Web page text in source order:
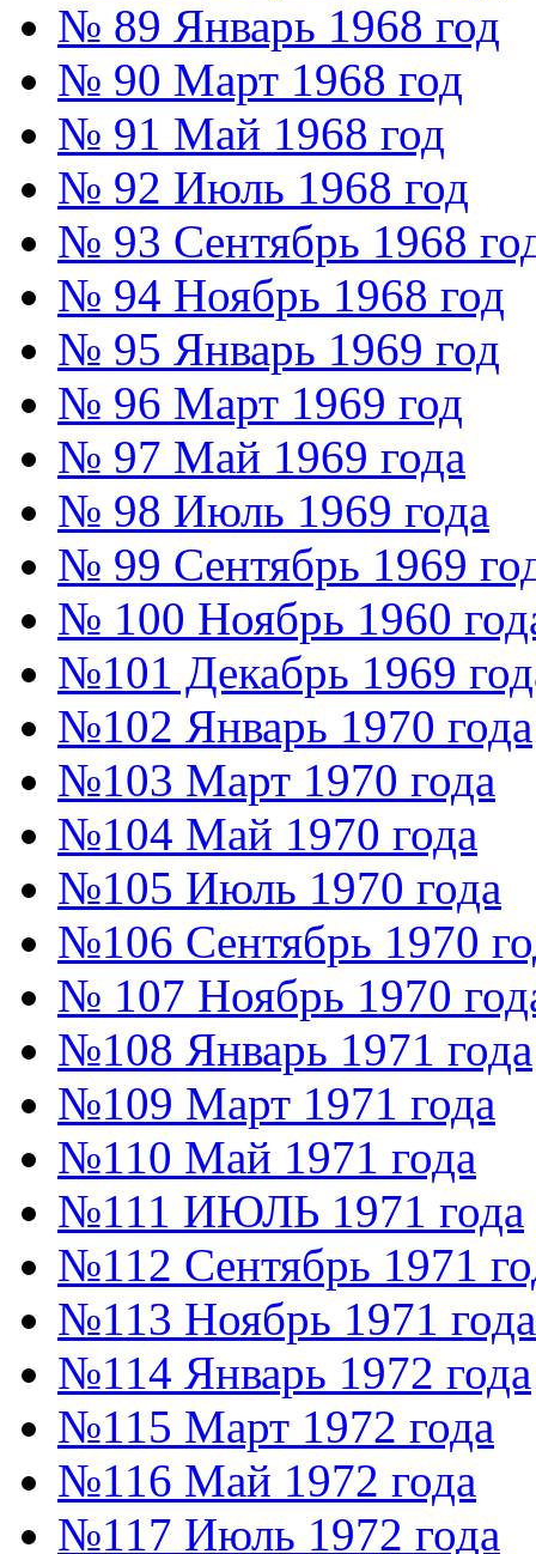
№ 89 Январь 1968 год
№ 90 Март 1968 год
№ 91 Май 1968 год
№ 92 Июль 1968 год
№ 93 Сентябрь 1968
№ 94 Ноябрь 1968 год
№ 95 Январь 1969 год
№ 96 Март 1969 год
№ 97 Май 1969 года
№ 98 Июль 1969 года
№ 99 Сентябрь 1969
№ 100 Ноябрь 1960
№101 Декабрь 1969
№102 Январь 1970 года
№103 Март 1970 года
№104 Май 1970 года
№105 Июль 1970 года
№106 Сентябрь 1970
№ 107 Ноябрь 1970
№108 Январь 1971 года
№109 Март 1971 года
№110 Май 1971 года
№111 ИЮЛЬ 1971 года
№112 Сентябрь 1971
№113 Ноябрь 1971 года
№114 Январь 1972 года
№115 Март 1972 года
№116 Май 1972 года
№117 Июль 1972 года